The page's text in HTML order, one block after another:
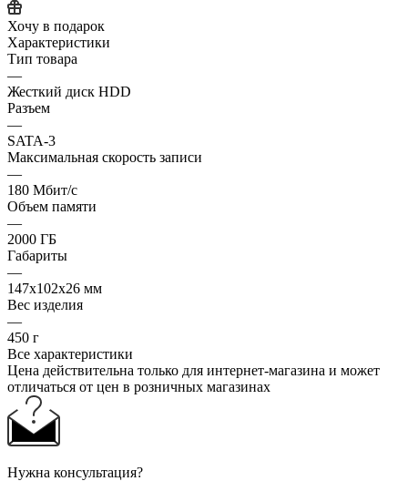
Хочу в подарок
Характеристики
Тип товара
—
Жесткий диск HDD
Разъем
—
SATA-3
Максимальная скорость записи
—
180 Мбит/с
Объем памяти
—
2000 ГБ
Габариты
—
147x102x26 мм
Вес изделия
—
450 г
Все характеристики
Цена действительна только для интернет-магазина и может
отличаться от цен в розничных магазинах
Нужна консультация?